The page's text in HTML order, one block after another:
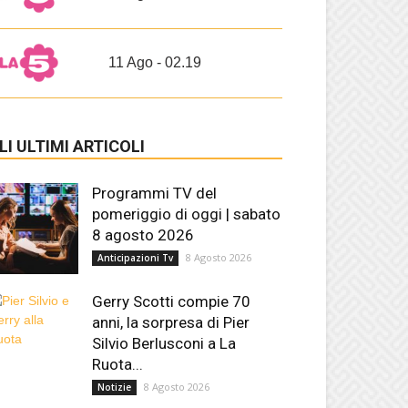
11 Ago - 02.19
ULTIMI ARTICOLI
Programmi TV del
pomeriggio di oggi | sabato
8 agosto 2026
Anticipazioni Tv 8 Agosto 2026
Gerry Scotti compie 70
anni, la sorpresa di Pier
Silvio Berlusconi a La
Ruota...
Notizie 8 Agosto 2026